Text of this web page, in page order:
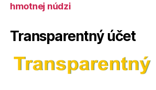
hmotnej núdzi
Transparentný účet